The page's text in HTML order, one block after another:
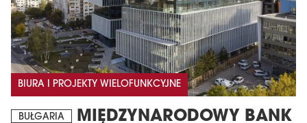
BIURA I PROJEKTY WIELOFUNKCYJNE
BUŁGARIA
MIĘDZYNARODOWY BANK